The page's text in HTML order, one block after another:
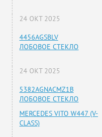
24 ОКТ 2025
4456AGSBLV
ЛОБОВОЕ СТЕКЛО
24 ОКТ 2025
5382AGNACMZ1B
ЛОБОВОЕ СТЕКЛО
MERCEDES VITO W447 (V-
CLASS)